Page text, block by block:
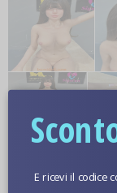
Ulteriori
E ricevi il codice